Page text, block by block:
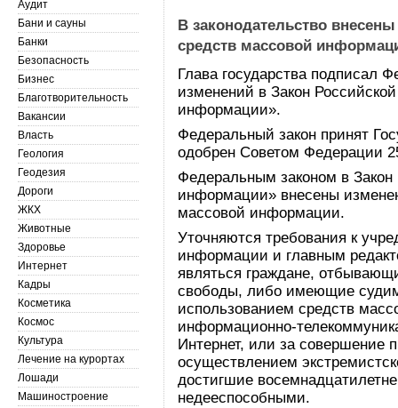
В законодательство
средств массовой
Глава государства подписал
изменений в Закон
информации».
Федеральный закон принят
одобрен Советом Федерации
Федеральным законом в
информации» внесены
массовой информации.
Уточняются требования к
информации и главным
являться граждане,
свободы, либо имеющие
использованием средств
информационно-
Интернет, или за совершение
осуществлением
достигшие
недееспособными.
Аудит
Бани и сауны
Банки
Безопасность
Бизнес
Благотворительность
Вакансии
Власть
Геология
Геодезия
Дороги
ЖКХ
Животные
Здоровье
Интернет
Кадры
Косметика
Космос
Культура
Лечение на курортах
Лошади
Машиностроение